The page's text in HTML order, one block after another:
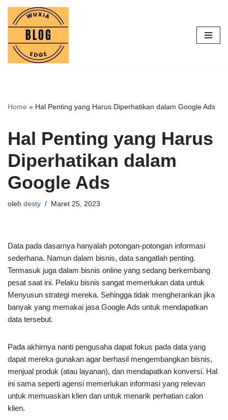
Lompat
konten
Home » Hal Penting yang Harus Diperhatikan dalam Google Ads
Hal Penting yang Harus
Diperhatikan dalam
Google Ads
oleh desty Maret 25, 2023
Data pada dasarnya hanyalah potongan-potongan informasi
sederhana. Namun dalam bisnis, data sangatlah penting.
Termasuk juga dalam bisnis online yang sedang berkembang
pesat saat ini. Pelaku bisnis sangat memerlukan data untuk
Menyusun strategi mereka. Sehingga tidak mengherankan jika
banyak yang memakai jasa Google Ads untuk mendapatkan
data tersebut.
Pada akhirnya nanti pengusaha dapat fokus pada data yang
dapat mereka gunakan agar berhasil mengembangkan bisnis,
menjual produk (atau layanan), dan mendapatkan konversi. Hal
ini sama seperti agensi memerlukan informasi yang relevan
untuk memuaskan klien dan untuk menarik perhatian calon
klien.